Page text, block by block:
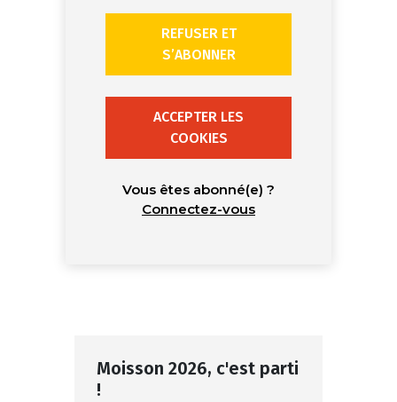
REFUSER ET
S’ABONNER
ACCEPTER LES
COOKIES
Vous êtes abonné(e) ?
Connectez-vous
Moisson 2026, c'est parti
!